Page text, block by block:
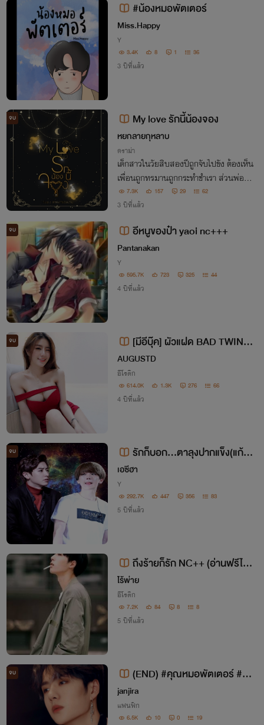
#น้องหมอพัตเตอร์
Miss.Happy
Y
3.4K 8 1 36
3 ปีที่แล้ว
จบ My love รักนี้น้องจอง
หยกลายกุหลาบ
ดราม่า
เด็กสาวในวัยสิบสองปีถูกจับไปขัง ต้องเห็น
เพื่อนถูกทรมานถูกกระทำชำเรา ส่วนพ่อถูก
ชำแหละชิ้นส่วนต่อหน้าต่อตา เมื่อเธอหนีออ
กมาได้พร้อมเพื่อนๆ แล้วทั้งหมดก็เริ่มวาง
7.3K 157 29 62
3 ปีที่แล้ว
จบ อีหนูของป๋า yaoi nc+++
Pantanakan
Y
595.7K 723 325 44
4 ปีที่แล้ว
จบ
[มีอีบุ๊ค] ผัวแฝด BAD TWINS
/ 3P
AUGUSTD
อีโรติก
614.0K 1.3K 276 66
4 ปีที่แล้ว
จบ
รักก็บอก...ตาลุงปากแข็ง(แก้ไข
คำผิด)
เอซีฮา
Y
292.7K 447 356 83
5 ปีที่แล้ว
ถึงร้ายก็รัก NC++ (อ่านฟรีไม่ติ
ดเหรียญ)
ไร้พ่าย
อีโรติก
7.2K 84 8 8
5 ปีที่แล้ว
จบ
(END) #คุณหมอพัตเตอร์ #ป๋อ
จ้าน #อี้จ้าน
janjira
แฟนฟิก
6.5K 10 0 19